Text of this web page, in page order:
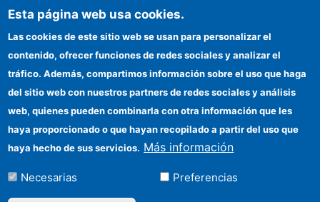
Instituto de Políticas y Bienes Públicos
IH
Sede electrónica CSIC
Información para proveedores
Organismos financiadores
Cómo llegar
Esta página web usa cookies.
Las cookies de este sitio web se usan para personalizar el
contenido, ofrecer funciones de redes sociales y analizar el
tráfico. Además, compartimos información sobre el uso que haga
del sitio web con nuestros partners de redes sociales y análisis
web, quienes pueden combinarla con otra información que les
haya proporcionado o que hayan recopilado a partir del uso que
haya hecho de sus servicios. Más información
Necesarias Preferencias